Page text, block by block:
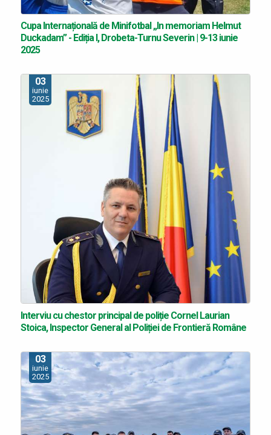
Cupa Internațională de Minifotbal „In memoriam Helmut
Duckadam” - Ediția I, Drobeta-Turnu Severin | 9-13 iunie
2025
03
iunie
2025
Interviu cu chestor principal de poliție Cornel Laurian
Stoica, Inspector General al Poliției de Frontieră Române
03
iunie
2025